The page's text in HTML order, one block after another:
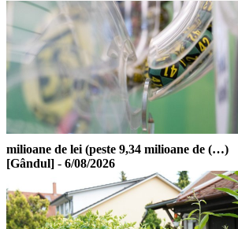
milioane de lei (peste 9,34 milioane de (…)
[Gândul] - 6/08/2026